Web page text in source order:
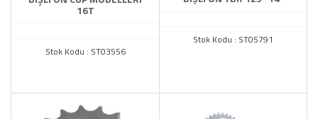
16T
Stok Kodu : ST03556
Stok Kodu : ST05791